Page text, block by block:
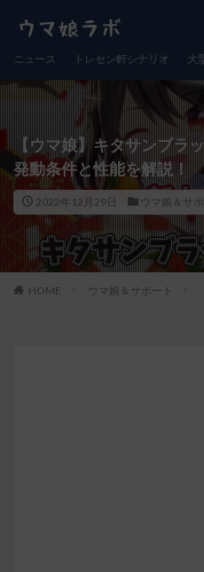
ニュース トレセン軒シナリオ 大
【ウマ娘】キタサンブラ
発動条件と性能を解説！
2022年12月29日 ウマ娘＆サ
HOME ウマ娘＆サポート